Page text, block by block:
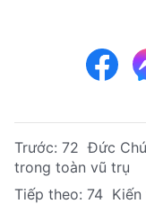
Trước: 72 Đức
trong toàn vũ trụ
Tiếp theo: 74 Kiến